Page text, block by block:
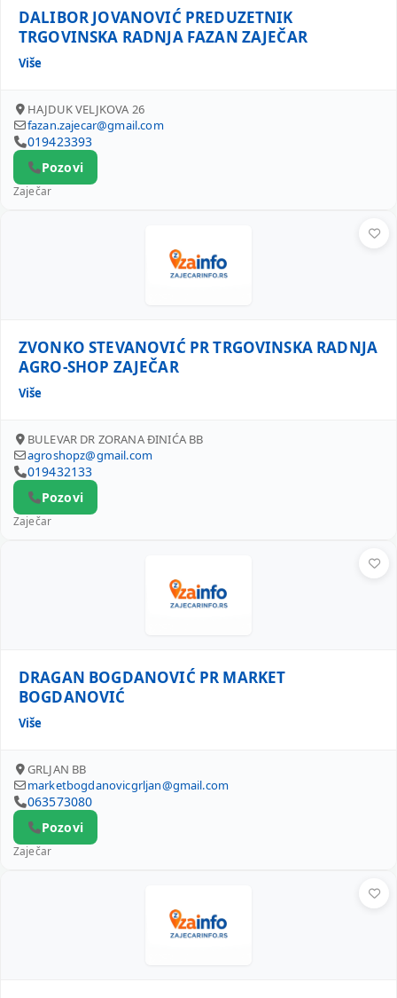
DALIBOR JOVANOVIĆ PREDUZETNIK
TRGOVINSKA RADNJA FAZAN ZAJEČAR
Više
HAJDUK VELJKOVA 26
fazan.zajecar@gmail.com
019423393
Pozovi
Zaječar
ZVONKO STEVANOVIĆ PR TRGOVINSKA RADNJA
AGRO-SHOP ZAJEČAR
Više
BULEVAR DR ZORANA ĐINIĆA BB
agroshopz@gmail.com
019432133
Pozovi
Zaječar
DRAGAN BOGDANOVIĆ PR MARKET
BOGDANOVIĆ
Više
GRLJAN BB
marketbogdanovicgrljan@gmail.com
063573080
Pozovi
Zaječar